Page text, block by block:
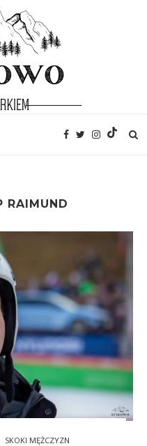
RAIMUND
SKOKI MĘŻCZYZN